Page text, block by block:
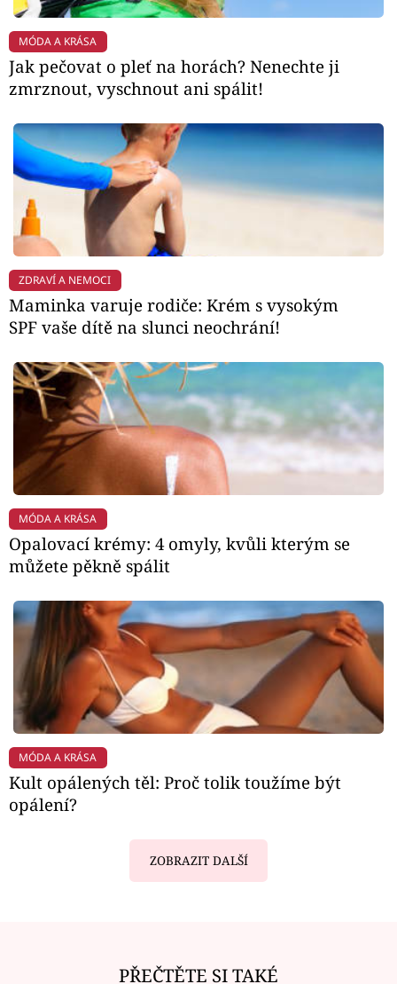
MÓDA A KRÁSA
Jak pečovat o pleť na horách? Nenechte ji
zmrznout, vyschnout ani spálit!
ZDRAVÍ A NEMOCI
Maminka varuje rodiče: Krém s vysokým
SPF vaše dítě na slunci neochrání!
MÓDA A KRÁSA
Opalovací krémy: 4 omyly, kvůli kterým se
můžete pěkně spálit
MÓDA A KRÁSA
Kult opálených těl: Proč tolik toužíme být
opálení?
ZOBRAZIT DALŠÍ
PŘEČTĚTE SI TAKÉ